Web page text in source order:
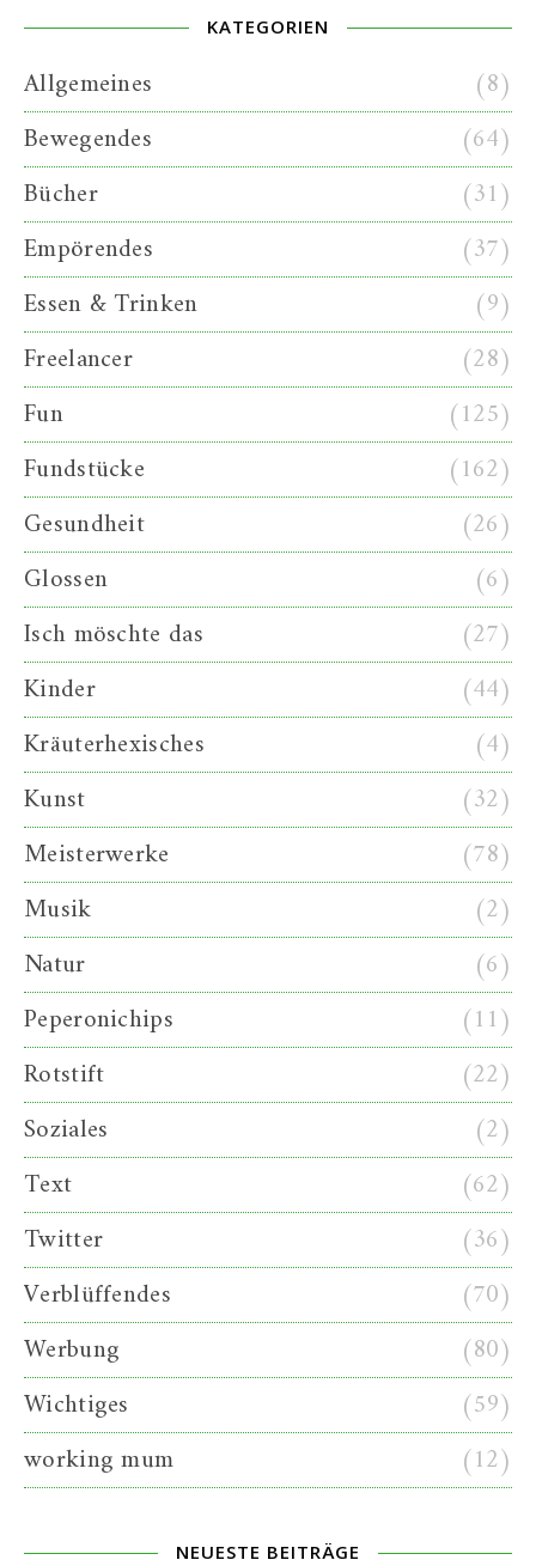
KATEGORIEN
Allgemeines
(8)
Bewegendes
(64)
Bücher
(31)
Empörendes
(37)
Essen & Trinken
(9)
Freelancer
(28)
Fun
(125)
Fundstücke
(162)
Gesundheit
(26)
Glossen
(6)
Isch möschte das
(27)
Kinder
(44)
Kräuterhexisches
(4)
Kunst
(32)
Meisterwerke
(78)
Musik
(2)
Natur
(6)
Peperonichips
(11)
Rotstift
(22)
Soziales
(2)
Text
(62)
Twitter
(36)
Verblüffendes
(70)
Werbung
(80)
Wichtiges
(59)
working mum
(12)
NEUESTE BEITRÄGE